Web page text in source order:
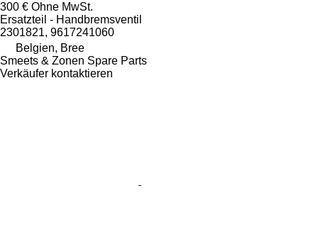
300 € Ohne MwSt.
Ersatzteil - Handbremsventil
2301821, 9617241060
Belgien, Bree
Smeets & Zonen Spare Parts
Verkäufer kontaktieren